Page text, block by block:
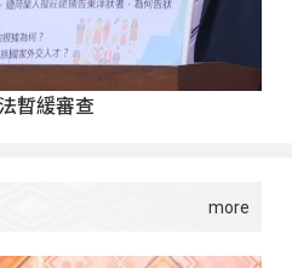
暫緩審查